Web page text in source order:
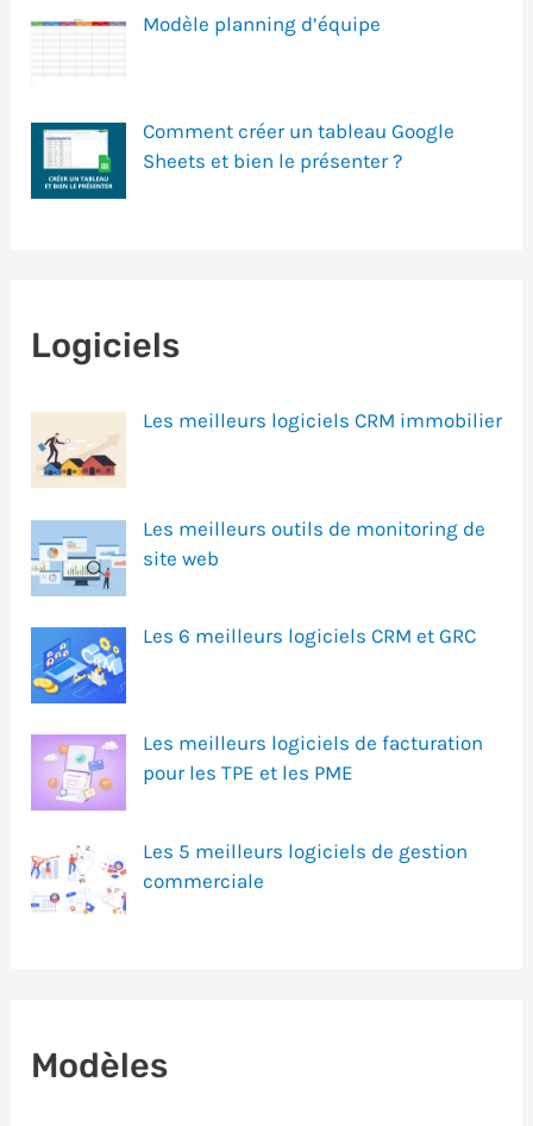
Modèle planning d’équipe
Comment créer un tableau Google
Sheets et bien le présenter ?
Logiciels
Les meilleurs logiciels CRM immobilier
Les meilleurs outils de monitoring de
site web
Les 6 meilleurs logiciels CRM et GRC
Les meilleurs logiciels de facturation
pour les TPE et les PME
Les 5 meilleurs logiciels de gestion
commerciale
Modèles